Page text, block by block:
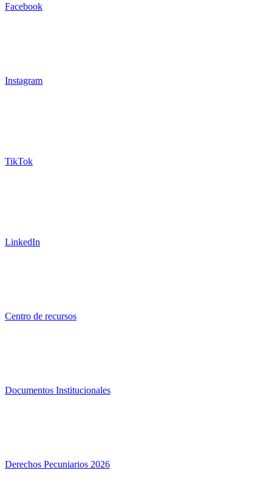
Facebook
Instagram
TikTok
LinkedIn
Centro de recursos
Documentos Institucionales
Derechos Pecuniarios 2026